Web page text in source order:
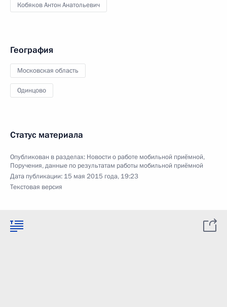
Кобяков Антон Анатольевич
География
Московская область
Одинцово
Статус материала
Опубликован в разделах: Новости о работе мобильной приёмной,
Поручения, данные по результатам работы мобильной приёмной
Дата публикации: 15 мая 2015 года, 19:23
Текстовая версия